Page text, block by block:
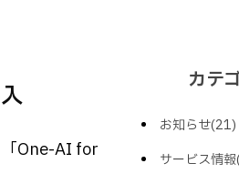
One-AI for
カテ
お知らせ(21)
サービス情